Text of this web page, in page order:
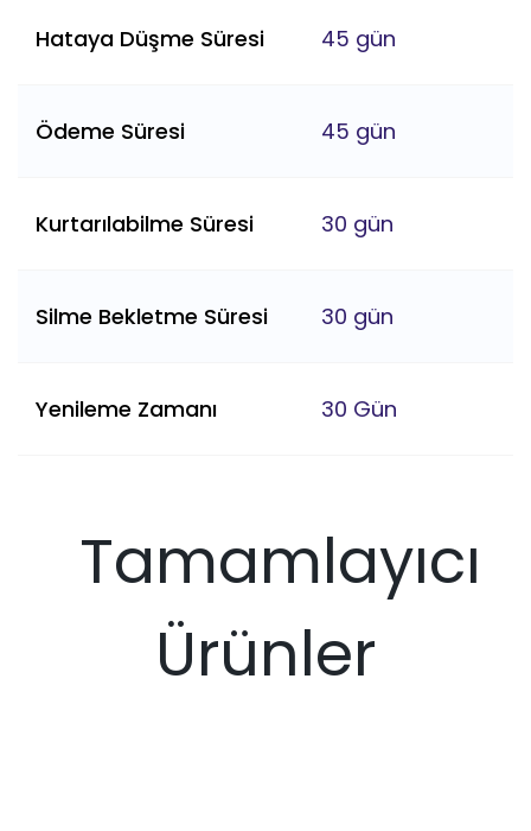
Hataya Düşme Süresi 45 gün
Ödeme Süresi 45 gün
Kurtarılabilme Süresi 30 gün
Silme Bekletme Süresi 30 gün
Yenileme Zamanı 30 Gün
Tamamlayıcı
Ürünler